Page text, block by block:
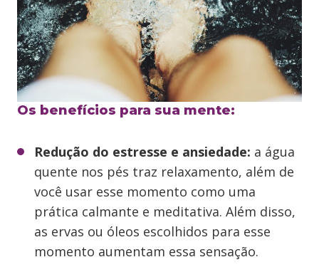
Os benefícios para sua mente:
Redução do estresse e ansiedade: a água
quente nos pés traz relaxamento, além de
você usar esse momento como uma
prática calmante e meditativa. Além disso,
as ervas ou óleos escolhidos para esse
momento aumentam essa sensação.